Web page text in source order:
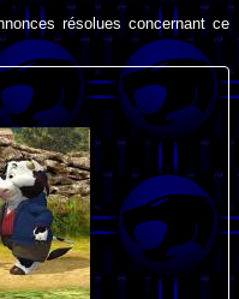
résolues concernant ce